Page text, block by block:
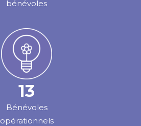
bénévoles
13
Bénévoles
opérationnels